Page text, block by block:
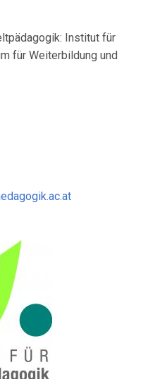
Institut für
für Weiterbildung und